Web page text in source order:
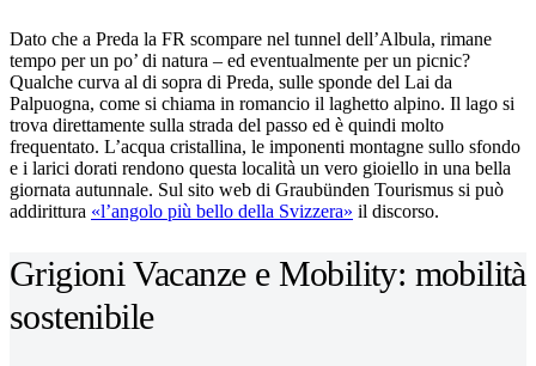
Dato che a Preda la FR scompare nel tunnel dell’Albula, rimane
tempo per un po’ di natura – ed eventualmente per un picnic?
Qualche curva al di sopra di Preda, sulle sponde del Lai da
Palpuogna, come si chiama in romancio il laghetto alpino. Il lago si
trova direttamente sulla strada del passo ed è quindi molto
frequentato. L’acqua cristallina, le imponenti montagne sullo sfondo
e i larici dorati rendono questa località un vero gioiello in una bella
giornata autunnale. Sul sito web di Graubünden Tourismus si può
addirittura «l’angolo più bello della Svizzera» il discorso.
Grigioni Vacanze e Mobility: mobilità
sostenibile